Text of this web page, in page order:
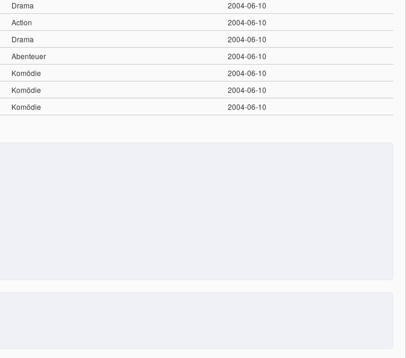
Drama
2004-06-10
Action
2004-06-10
Drama
2004-06-10
Abenteuer
2004-06-10
Komödie
2004-06-10
Komödie
2004-06-10
Komödie 2004-06-10